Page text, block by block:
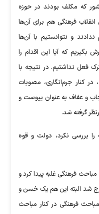
در کشور که مکلف بودند در حوزه
فرهنگی هم برای آن‌ها
و نتوانستیم با آن‌ها
بگیریم که آیا این اقدام را
فعل نداشتیم. در نتیجه با
کنار جرم‌انگاری، مصوبات
و عفاف به عنوان پیوست و
گرفته شد.
بررسی نکرد، دولت و قوه
فرهنگی غلبه پیدا کرد و
شد البته این هم یک حُسن و
فرهنگی در کنار مباحث